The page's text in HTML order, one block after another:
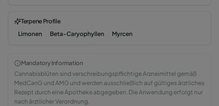
Terpene Profile
Limonen
Beta-Caryophyllen Myrcen
Mandatory Information
Cannabisblüten sind verschreibungspflichtige Arzneimittel gemäß
MedCanG und AMG und werden ausschließlich auf gültiges ärztliches
Rezept durch eine Apotheke abgegeben. Die Anwendung erfolgt nur
nach ärztlicher Verordnung.